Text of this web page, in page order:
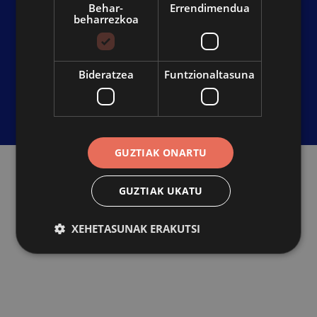
IRISGARRITASUNA KONTAKTUA
BARNE INFORMAZIO SISTEMA
Behar-
beharrezkoa
Errendimendua
Bideratzea Funtzionaltasuna
GUZTIAK ONARTU
GUZTIAK UKATU
XEHETASUNAK ERAKUTSI